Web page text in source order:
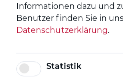
Interne
Informationen dazu und
Benutzer finden Sie in
Datenschutzerklärung.
Statistik